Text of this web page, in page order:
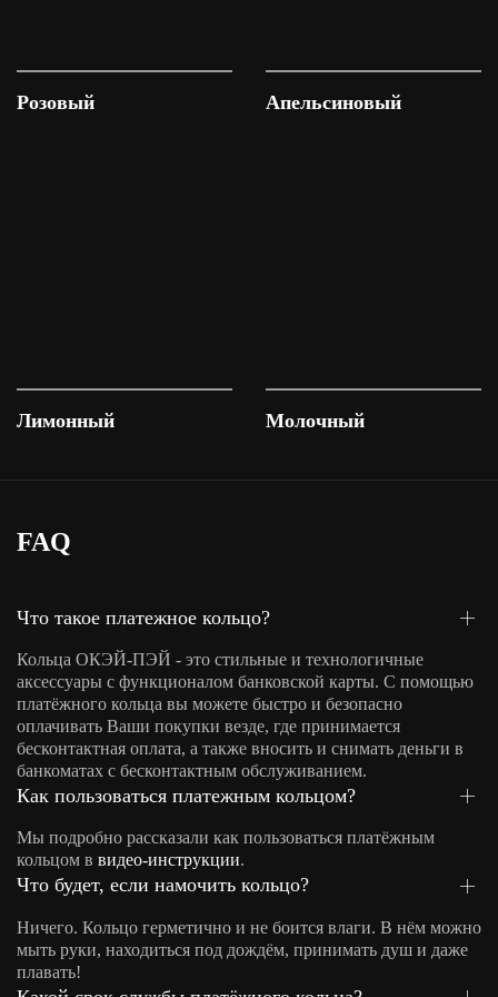
Розовый Апельсиновый
Лимонный Молочный
FAQ
Что такое платежное кольцо?
Кольца ОКЭЙ-ПЭЙ - это стильные и технологичные
аксессуары с функционалом банковской карты. С помощью
платёжного кольца вы можете быстро и безопасно
оплачивать Ваши покупки везде, где принимается
бесконтактная оплата, а также вносить и снимать деньги в
банкоматах с бесконтактным обслуживанием.
Как пользоваться платежным кольцом?
Мы подробно рассказали как пользоваться платёжным
кольцом в видео-инструкции.
Что будет, если намочить кольцо?
Ничего. Кольцо герметично и не боится влаги. В нём можно
мыть руки, находиться под дождём, принимать душ и даже
плавать!